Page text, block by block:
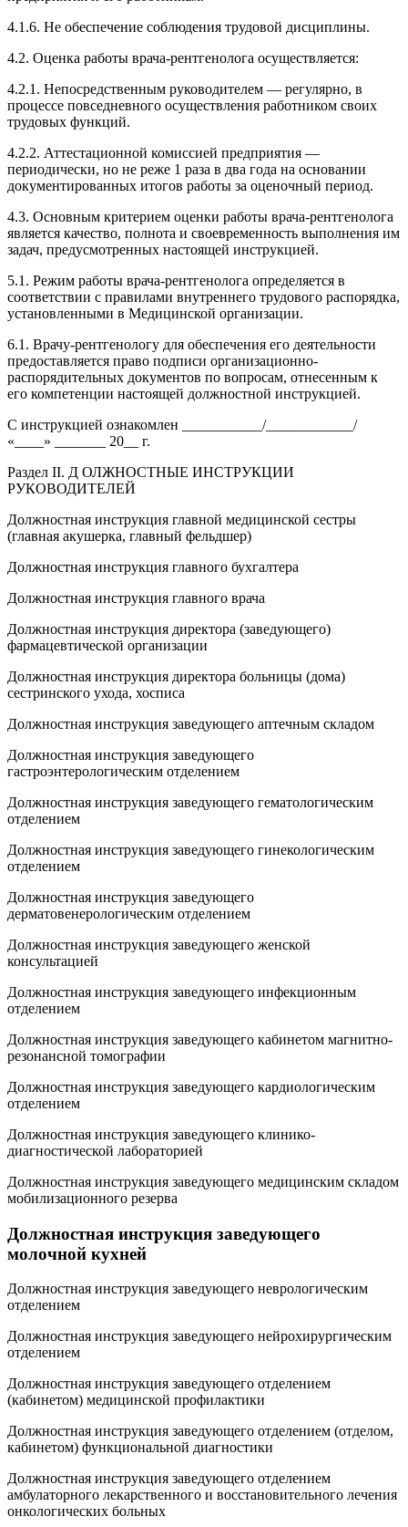
4.1.6. Не обеспечение соблюдения трудовой дисциплины.
4.2. Оценка работы врача-рентгенолога осуществляется:
4.2.1. Непосредственным руководителем — регулярно, в
процессе повседневного осуществления работником своих
трудовых функций.
4.2.2. Аттестационной комиссией предприятия —
периодически, но не реже 1 раза в два года на основании
документированных итогов работы за оценочный период.
4.3. Основным критерием оценки работы врача-рентгенолога
является качество, полнота и своевременность выполнения им
задач, предусмотренных настоящей инструкцией.
5.1. Режим работы врача-рентгенолога определяется в
соответствии с правилами внутреннего трудового распорядка,
установленными в Медицинской организации.
6.1. Врачу-рентгенологу для обеспечения его деятельности
предоставляется право подписи организационно-
распорядительных документов по вопросам, отнесенным к
его компетенции настоящей должностной инструкцией.
С инструкцией ознакомлен ___________/____________/
«____» _______ 20__ г.
Раздел II. Д ОЛЖНОСТНЫЕ ИНСТРУКЦИИ
РУКОВОДИТЕЛЕЙ
Должностная инструкция главной медицинской сестры
(главная акушерка, главный фельдшер)
Должностная инструкция главного бухгалтера
Должностная инструкция главного врача
Должностная инструкция директора (заведующего)
фармацевтической организации
Должностная инструкция директора больницы (дома)
сестринского ухода, хосписа
Должностная инструкция заведующего аптечным складом
Должностная инструкция заведующего
гастроэнтерологическим отделением
Должностная инструкция заведующего гематологическим
отделением
Должностная инструкция заведующего гинекологическим
отделением
Должностная инструкция заведующего
дерматовенерологическим отделением
Должностная инструкция заведующего женской
консультацией
Должностная инструкция заведующего инфекционным
отделением
Должностная инструкция заведующего кабинетом магнитно-
резонансной томографии
Должностная инструкция заведующего кардиологическим
отделением
Должностная инструкция заведующего клинико-
диагностической лабораторией
Должностная инструкция заведующего медицинским складом
мобилизационного резерва
Должностная инструкция заведующего
молочной кухней
Должностная инструкция заведующего неврологическим
отделением
Должностная инструкция заведующего нейрохирургическим
отделением
Должностная инструкция заведующего отделением
(кабинетом) медицинской профилактики
Должностная инструкция заведующего отделением (отделом,
кабинетом) функциональной диагностики
Должностная инструкция заведующего отделением
амбулаторного лекарственного и восстановительного лечения
онкологических больных